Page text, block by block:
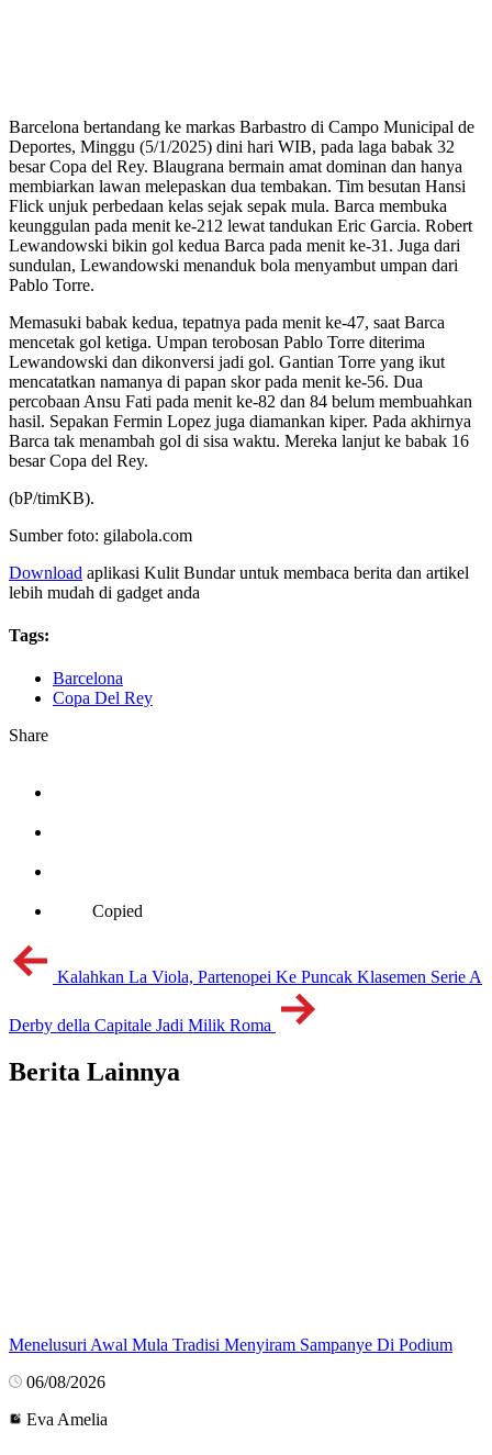
Barcelona bertandang ke markas Barbastro di Campo Municipal de
Deportes, Minggu (5/1/2025) dini hari WIB, pada laga babak 32
besar Copa del Rey. Blaugrana bermain amat dominan dan hanya
membiarkan lawan melepaskan dua tembakan. Tim besutan Hansi
Flick unjuk perbedaan kelas sejak sepak mula. Barca membuka
keunggulan pada menit ke-212 lewat tandukan Eric Garcia. Robert
Lewandowski bikin gol kedua Barca pada menit ke-31. Juga dari
sundulan, Lewandowski menanduk bola menyambut umpan dari
Pablo Torre.
Memasuki babak kedua, tepatnya pada menit ke-47, saat Barca
mencetak gol ketiga. Umpan terobosan Pablo Torre diterima
Lewandowski dan dikonversi jadi gol. Gantian Torre yang ikut
mencatatkan namanya di papan skor pada menit ke-56. Dua
percobaan Ansu Fati pada menit ke-82 dan 84 belum membuahkan
hasil. Sepakan Fermin Lopez juga diamankan kiper. Pada akhirnya
Barca tak menambah gol di sisa waktu. Mereka lanjut ke babak 16
besar Copa del Rey.
(bP/timKB).
Sumber foto: gilabola.com
Download aplikasi Kulit Bundar untuk membaca berita dan artikel
lebih mudah di gadget anda
Tags:
Barcelona
Copa Del Rey
Share
Copied
Kalahkan La Viola, Partenopei Ke Puncak Klasemen Serie A
Derby della Capitale Jadi Milik Roma
Berita Lainnya
Menelusuri Awal Mula Tradisi Menyiram Sampanye Di Podium
06/08/2026
Eva Amelia